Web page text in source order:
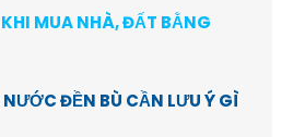
MUA NHÀ, ĐẤT BẰNG
ĐỀN BÙ CẦN LƯU Ý GÌ